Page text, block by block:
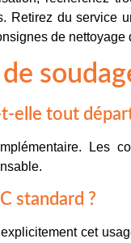
Retirez du service
de nettoyage
elle tout départ
Les
standard ?
cet